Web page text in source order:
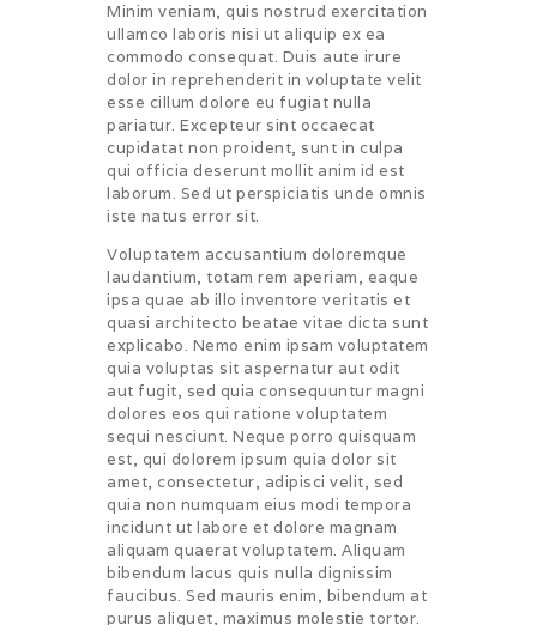
Minim veniam, quis nostrud exercitation
ullamco laboris nisi ut aliquip ex ea
commodo consequat. Duis aute irure
dolor in reprehenderit in voluptate velit
esse cillum dolore eu fugiat nulla
pariatur. Excepteur sint occaecat
cupidatat non proident, sunt in culpa
qui officia deserunt mollit anim id est
laborum. Sed ut perspiciatis unde omnis
iste natus error sit.
Voluptatem accusantium doloremque
laudantium, totam rem aperiam, eaque
ipsa quae ab illo inventore veritatis et
quasi architecto beatae vitae dicta sunt
explicabo. Nemo enim ipsam voluptatem
quia voluptas sit aspernatur aut odit
aut fugit, sed quia consequuntur magni
dolores eos qui ratione voluptatem
sequi nesciunt. Neque porro quisquam
est, qui dolorem ipsum quia dolor sit
amet, consectetur, adipisci velit, sed
quia non numquam eius modi tempora
incidunt ut labore et dolore magnam
aliquam quaerat voluptatem. Aliquam
bibendum lacus quis nulla dignissim
faucibus. Sed mauris enim, bibendum at
purus aliquet, maximus molestie tortor.